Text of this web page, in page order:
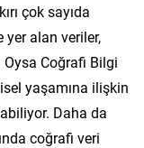
çok sayıda
yer alan veriler,
Oysa Coğrafi Bilgi
yaşamına ilişkin
Daha da
coğrafi veri